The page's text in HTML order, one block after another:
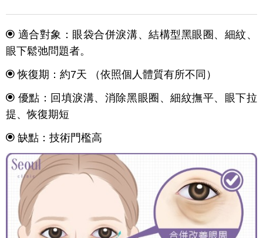
適合對象：眼袋合併淚溝、結構型黑眼圈、細紋、
眼下鬆弛問題者。
恢復期：約7天 （依照個人體質有所不同）
優點：回填淚溝、消除黑眼圈、細紋撫平、眼下拉
提、恢復期短
缺點：技術門檻高